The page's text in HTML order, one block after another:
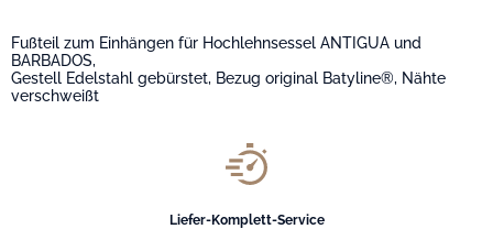
Fußteil zum Einhängen für Hochlehnsessel ANTIGUA und
BARBADOS,
Gestell Edelstahl gebürstet, Bezug original Batyline®, Nähte
verschweißt
Liefer-Komplett-Service